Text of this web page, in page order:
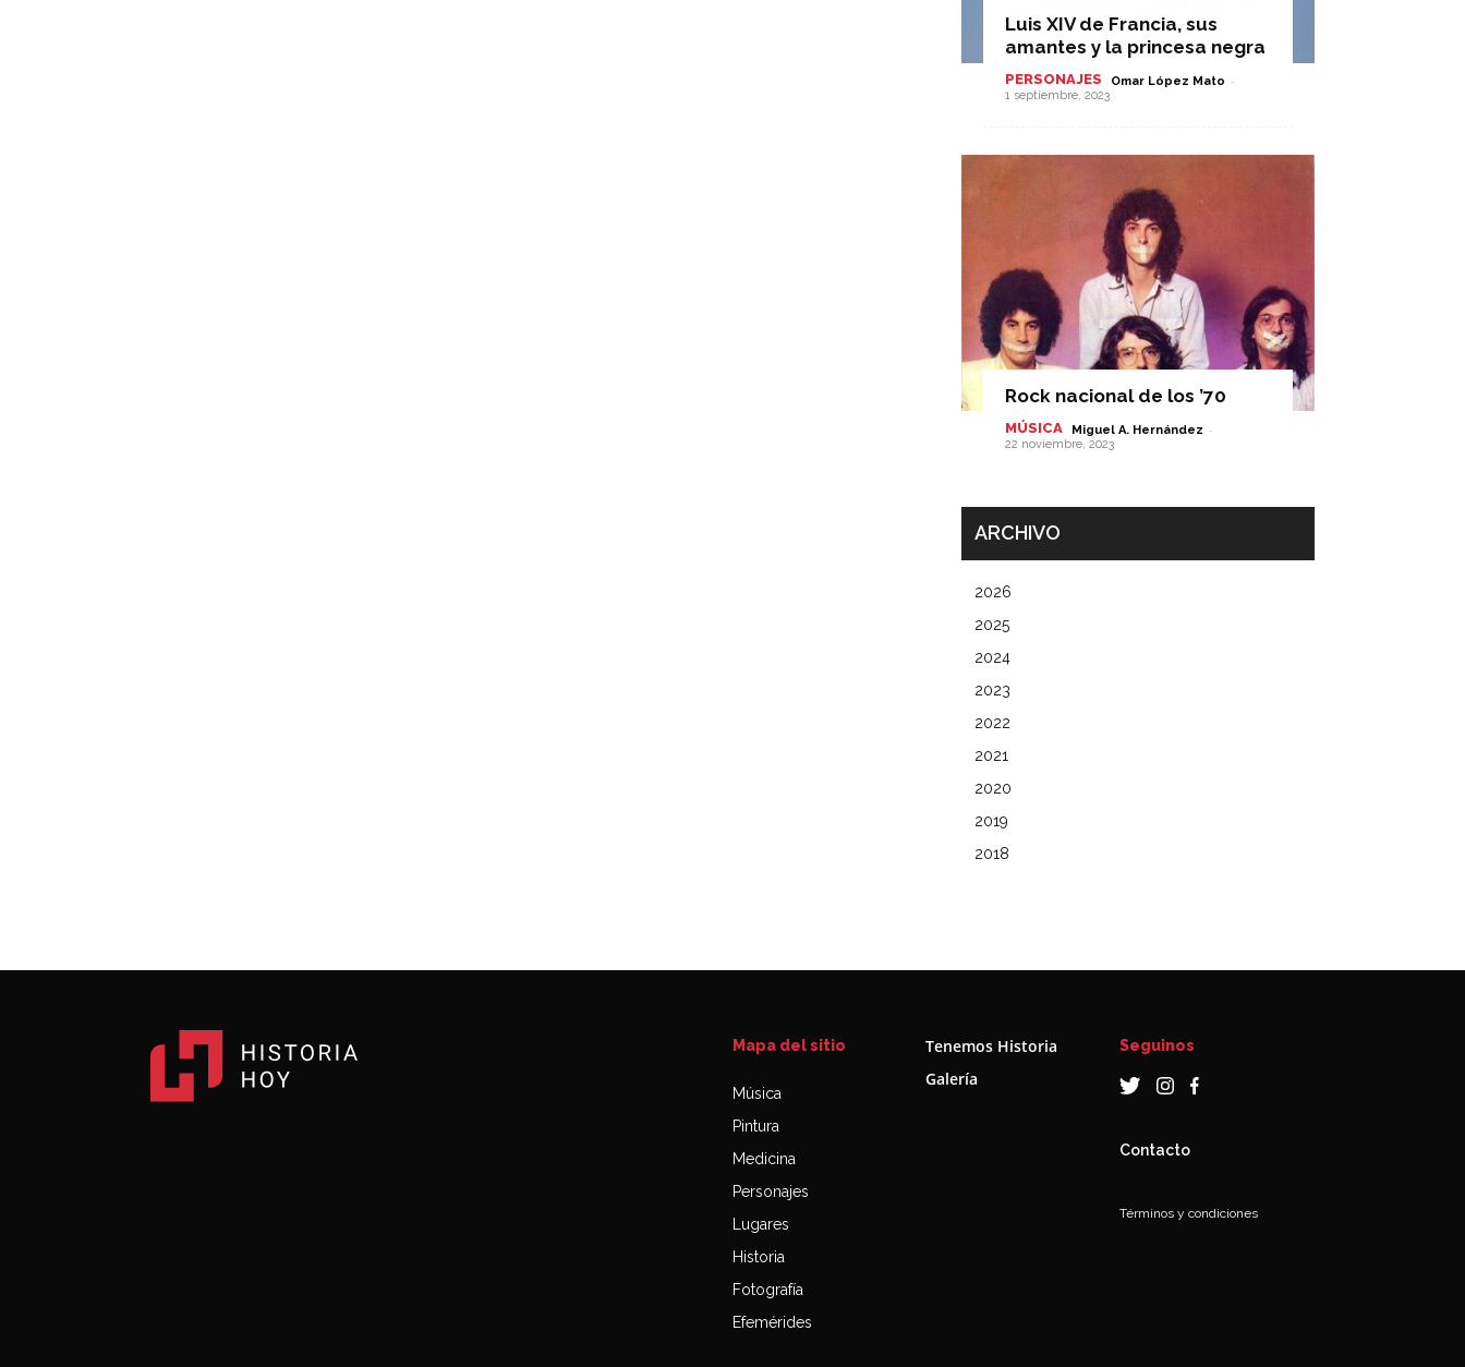
Luis XIV de Francia, sus
amantes y la princesa negra
PERSONAJES Omar López Mato -
1 septiembre, 2023
Rock nacional de los ’70
MÚSICA Miguel A. Hernández -
22 noviembre, 2023
ARCHIVO
2026
2025
2024
2023
2022
2021
2020
2019
2018
Mapa del sitio
Música
Pintura
Medicina
Personajes
Lugares
Historia
Fotografía
Efemérides
Tenemos Historia
Galería
Seguinos
Contacto
Términos y condiciones